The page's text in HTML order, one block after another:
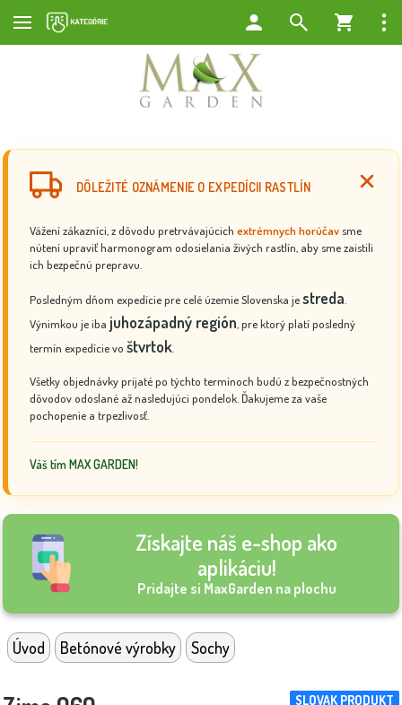
DÔLEŽITÉ OZNÁMENIE O EXPEDÍCII RASTLÍN
Vážení zákazníci, z dôvodu pretrvávajúcich extrémnych horúčav sme
nútení upraviť harmonogram odosielania živých rastlín, aby sme zaistili
ich bezpečnú prepravu.
Posledným dňom expedície pre celé územie Slovenska jestreda
Výnimkou je iba juhozápadný región , pre ktorý platí posledný
termín expedície vo štvrtok
Všetky objednávky prijaté po týchto termínoch budú z bezpečnostných
dôvodov odoslané až nasledujúci pondelok. Ďakujeme za vaše
pochopenie a trpezlivosť.
Váš tím MAX GARDEN!
Získajte náš e-shop ako
aplikáciu!
Pridajte si MaxGarden na plochu
Úvod Betónové výrobky Sochy
SLOVAK PRODUKT